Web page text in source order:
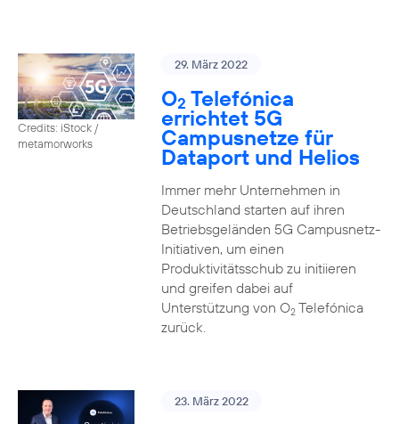
Credits: iStock /
metamorworks
29. März 2022
O2 Telefónica
errichtet 5G
Campusnetze für
Dataport und Helios
Immer mehr Unternehmen in
Deutschland starten auf ihren
Betriebsgeländen 5G Campusnetz-
Initiativen, um einen
Produktivitätsschub zu initiieren
und greifen dabei auf
Unterstützung von O2Telefónica
zurück.
23. März 2022